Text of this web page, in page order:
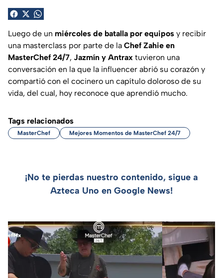
Luego de un miércoles de batalla por equipos y recibir
una masterclass por parte de la Chef Zahie en
MasterChef 24/7, Jazmín y Antrax tuvieron una
conversación en la que la influencer abrió su corazón y
compartió con el cocinero un capítulo doloroso de su
vida, del cual, hoy reconoce que aprendió mucho.
Tags relacionados
MasterChef Mejores Momentos de MasterChef 24/7
¡No te pierdas nuestro contenido, sigue a
Azteca Uno en Google News!